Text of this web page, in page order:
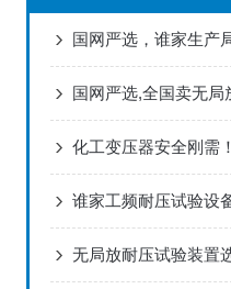
国网严选,全国卖无
无局放耐压试验装置